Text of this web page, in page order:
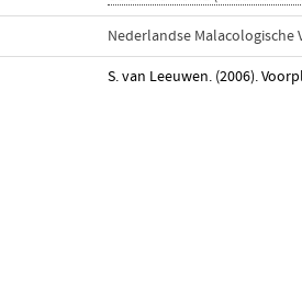
Nederlandse Malacologische
S. van Leeuwen. (2006).